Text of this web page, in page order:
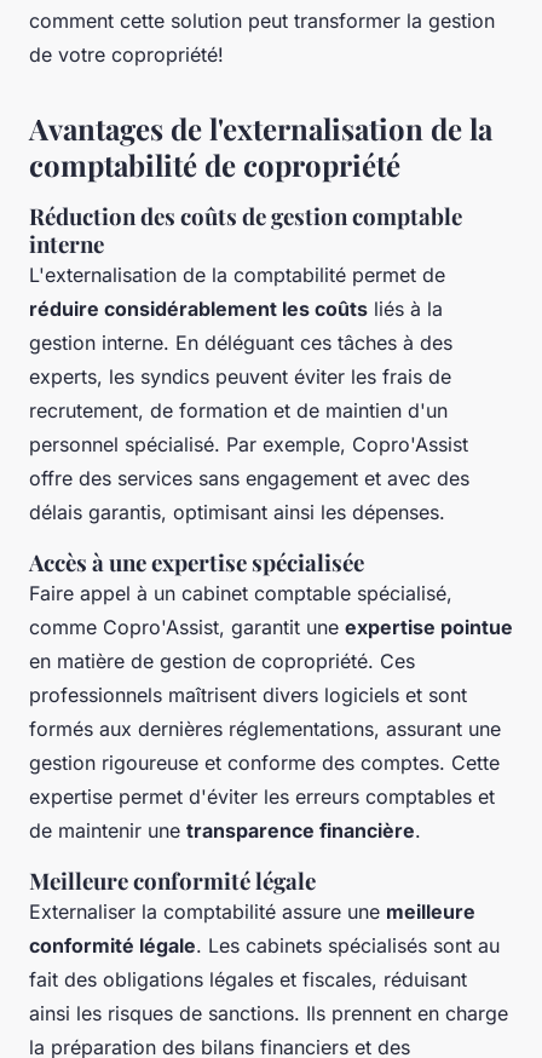
comment cette solution peut transformer la gestion
de votre copropriété!
Avantages de l'externalisation de la
comptabilité de copropriété
Réduction des coûts de gestion comptable
interne
L'externalisation de la comptabilité permet de
réduire considérablement les coûts liés à la
gestion interne. En déléguant ces tâches à des
experts, les syndics peuvent éviter les frais de
recrutement, de formation et de maintien d'un
personnel spécialisé. Par exemple, Copro'Assist
offre des services sans engagement et avec des
délais garantis, optimisant ainsi les dépenses.
Accès à une expertise spécialisée
Faire appel à un cabinet comptable spécialisé,
comme Copro'Assist, garantit une expertise pointue
en matière de gestion de copropriété. Ces
professionnels maîtrisent divers logiciels et sont
formés aux dernières réglementations, assurant une
gestion rigoureuse et conforme des comptes. Cette
expertise permet d'éviter les erreurs comptables et
de maintenir une transparence financière.
Meilleure conformité légale
Externaliser la comptabilité assure une meilleure
conformité légale. Les cabinets spécialisés sont au
fait des obligations légales et fiscales, réduisant
ainsi les risques de sanctions. Ils prennent en charge
la préparation des bilans financiers et des